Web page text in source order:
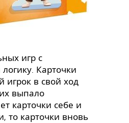
игр с
Карточки
в свой ход
выпало
карточки себе и
то карточки вновь